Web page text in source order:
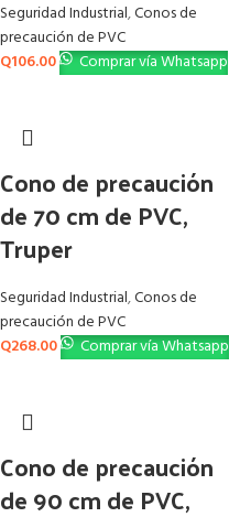
Seguridad Industrial,Conos de
precaución de PVC
Q106.00 Comprar vía Whatsapp
Cono de precaución
de 70 cm de PVC,
Truper
Seguridad Industrial,Conos de
precaución de PVC
Q268.00 Comprar vía Whatsapp
Cono de precaución
de 90 cm de PVC,